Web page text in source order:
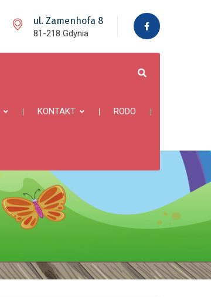
ul. Zamenhofa 8
81-218 Gdynia
KONTAKT RODO